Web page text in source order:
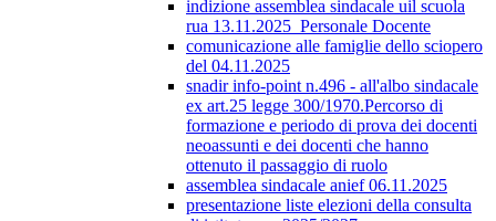
indizione assemblea sindacale uil scuola
rua 13.11.2025_Personale Docente
comunicazione alle famiglie dello sciopero
del 04.11.2025
snadir info-point n.496 - all'albo sindacale
ex art.25 legge 300/1970.Percorso di
formazione e periodo di prova dei docenti
neoassunti e dei docenti che hanno
ottenuto il passaggio di ruolo
assemblea sindacale anief 06.11.2025
presentazione liste elezioni della consulta